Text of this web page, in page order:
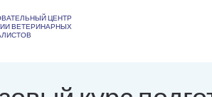
ЦЕНТР
ВЕТЕРИНАРНЫХ